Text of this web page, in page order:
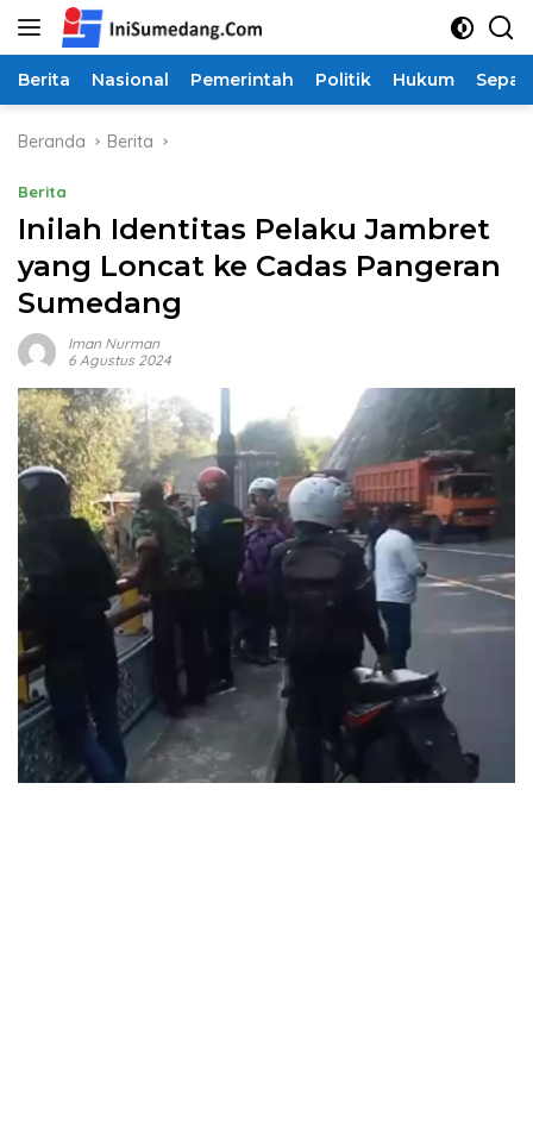
Langsung
Berita Nasional Pemerintah Politik Hukum
Beranda Berita
Berita
Inilah Identitas Pelaku Jambret
yang Loncat ke Cadas Pangeran
Sumedang
Iman Nurman
6 Agustus 2024